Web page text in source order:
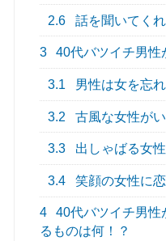
2.6 話を聞いてく
3 40代バツイチ男性
3.1 男性は女を忘
3.2 古風な女性が
3.3 出しゃばる女
3.4 笑顔の女性に
4
40代バツイチ男性
るものは何！？